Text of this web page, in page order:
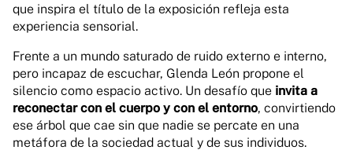
que inspira el título de la exposición refleja esta
experiencia sensorial.
Frente a un mundo saturado de ruido externo e interno,
pero incapaz de escuchar, Glenda León propone el
silencio como espacio activo. Un desafío que invita a
reconectar con el cuerpo y con el entorno, convirtiendo
ese árbol que cae sin que nadie se percate en una
metáfora de la sociedad actual y de sus individuos.